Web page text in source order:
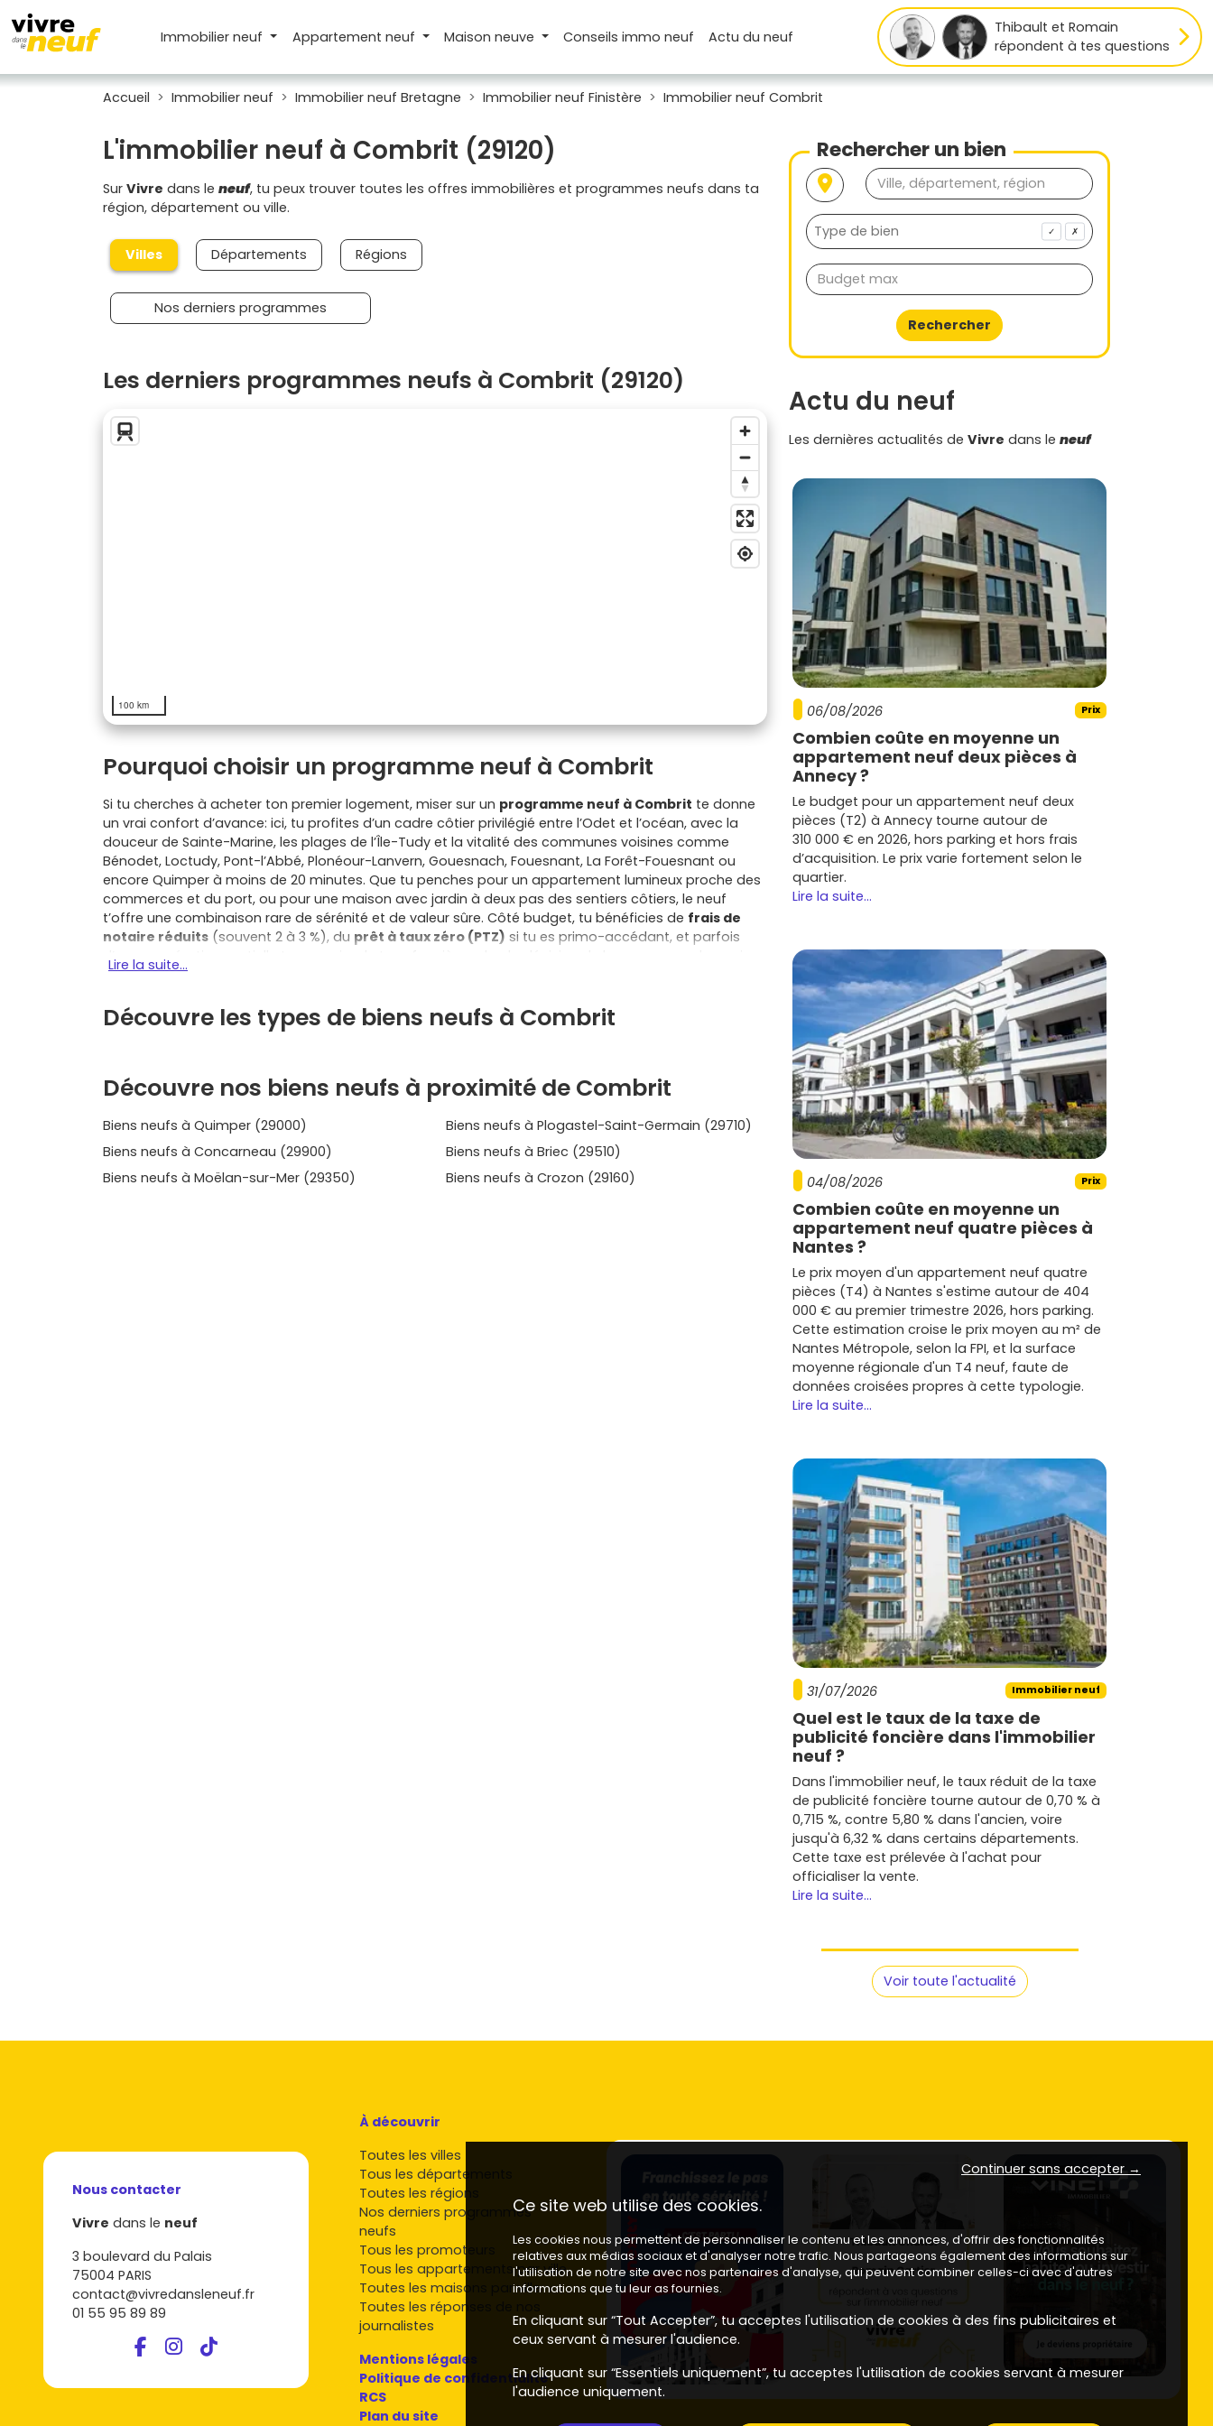
Immobilier neuf Appartement neuf Maison neuve Conseilsimmo neuf Actudu neuf
Thibault et Romain
répondent à tes questions
Accueil Immobilier neuf Immobilier neuf Bretagne Immobilier neuf Finistère Immobilier neuf Combrit
L'immobilier neuf à Combrit (29120)
Sur Vivre dans le neuf, tu peux trouver toutes les offres immobilières et programmes neufs dans ta
région, département ou ville.
Villes Départements Régions
Nos derniers programmes
Les derniers programmes neufs à Combrit (29120)
100 km
Pourquoi choisir un programme neuf à Combrit
Si tu cherches à acheter ton premier logement, miser sur un programme neuf à Combrit te donne
un vrai confort d’avance: ici, tu profites d’un cadre côtier privilégié entre l’Odet et l’océan, avec la
douceur de Sainte-Marine, les plages de l’Île-Tudy et la vitalité des communes voisines comme
Bénodet, Loctudy, Pont-l’Abbé, Plonéour-Lanvern, Gouesnach, Fouesnant, La Forêt-Fouesnant ou
encore Quimper à moins de 20 minutes. Que tu penches pour un appartement lumineux proche des
commerces et du port, ou pour une maison avec jardin à deux pas des sentiers côtiers, le neuf
t’offre une combinaison rare de sérénité et de valeur sûre. Côté budget, tu bénéficies de frais de
notaire réduits (souvent 2 à 3 %), du prêt à taux zéro (PTZ) si tu es primo-accédant, et parfois
d’une exonération partielle temporaire de taxe foncière selon la décision de la commune: de quoi
alléger nettement le coût global de ton projet. Côté confort, les résidences récentes sont conçues
une ventilation efficace et des équipements modernes (ascenseur, stationnements, local vélo,
domotique dans certains cas) qui simplifient le quotidien. Tu y gagnes des charges maîtrisées, des
garantie décennale, la garantie biennale sur les équipements et la garantie de parfait achèvement,
tu achètes avec un filet de sécurité solide, et tu évites les gros travaux pendant longtemps. En VEFA,
le paiement est échelonné et le prix est encadré, ce qui te permet d’anticiper sereinement; en bonus,
tu peux souvent personnaliser les finitions pour un intérieur à ton image. Investir dans un
programme neuf à Combrit
, c’est aussi parier sur une adresse recherchée: proximité des plages,
accès rapide à Quimper pour l’emploi et les études, commerces et services dynamiques à Pont-
Lire la suite...
Découvre les types de biens neufs à Combrit
Découvre nos biens neufs à proximité de Combrit
Biens neufs à Quimper (29000)
Biens neufs à Plogastel-Saint-Germain (29710)
Biens neufs à Concarneau (29900)
Biens neufs à Briec (29510)
Biens neufs à Moëlan-sur-Mer (29350)
Biens neufs à Crozon (29160)
Rechercher un bien
✓ ✗
Rechercher
Actu du neuf
Les dernières actualités de Vivre dans le neuf
06/08/2026 Prix
Combien coûte en moyenne un
appartement neuf deux pièces à
Annecy ?
Le budget pour un appartement neuf deux
pièces (T2) à Annecy tourne autour de
310 000 € en 2026, hors parking et hors frais
d’acquisition. Le prix varie fortement selon le
quartier.
Lire la suite...
04/08/2026 Prix
Combien coûte en moyenne un
appartement neuf quatre pièces à
Nantes ?
Le prix moyen d'un appartement neuf quatre
pièces (T4) à Nantes s'estime autour de 404
000 € au premier trimestre 2026, hors parking.
Cette estimation croise le prix moyen au m² de
Nantes Métropole, selon la FPI, et la surface
moyenne régionale d'un T4 neuf, faute de
données croisées propres à cette typologie.
Lire la suite...
31/07/2026 Immobilier neuf
Quel est le taux de la taxe de
publicité foncière dans l'immobilier
neuf ?
Dans l'immobilier neuf, le taux réduit de la taxe
de publicité foncière tourne autour de 0,70 % à
0,715 %, contre 5,80 % dans l'ancien, voire
jusqu'à 6,32 % dans certains départements.
Cette taxe est prélevée à l'achat pour
officialiser la vente.
Lire la suite...
Voir toute l'actualité
Nous contacter
Vivre dans le neuf
3 boulevard du Palais
75004 PARIS
contact@vivredansleneuf.fr
01 55 95 89 89
À découvrir
Toutes les villes
Tous les départements
Toutes les régions
Nos derniers programmes
neufs
Tous les promoteurs
Tous les appartements par ville
Toutes les maisons par ville
Toutes les réponses de nos
journalistes
Mentions légales
Politique de confidentialité
RCS
Plan du site
Continuer sans accepter →
Ce site web utilise des cookies.
Les cookies nous permettent de personnaliser le contenu et les annonces, d'offrir des fonctionnalités
relatives aux médias sociaux et d'analyser notre trafic. Nous partageons également des informations sur
l'utilisation de notre site avec nos partenaires d'analyse, qui peuvent combiner celles-ci avec d'autres
informations que tu leur as fournies.
En cliquant sur “Tout Accepter”, tu acceptes l'utilisation de cookies à des fins publicitaires et
ceux servant à mesurer l'audience.
En cliquant sur “Essentiels uniquement”, tu acceptes l'utilisation de cookies servant à mesurer
l'audience uniquement.